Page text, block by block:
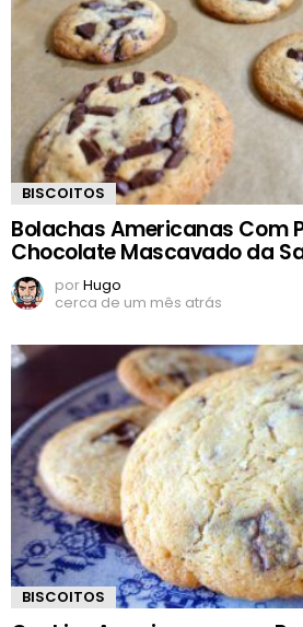
BISCOITOS
Bolachas Americanas Com
Chocolate Mascavado da
porHugo
cerca de um mês atrás
BISCOITOS